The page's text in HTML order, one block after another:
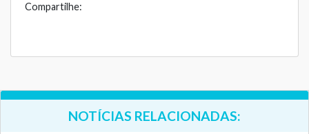
Compartilhe:
NOTÍCIAS RELACIONADAS: